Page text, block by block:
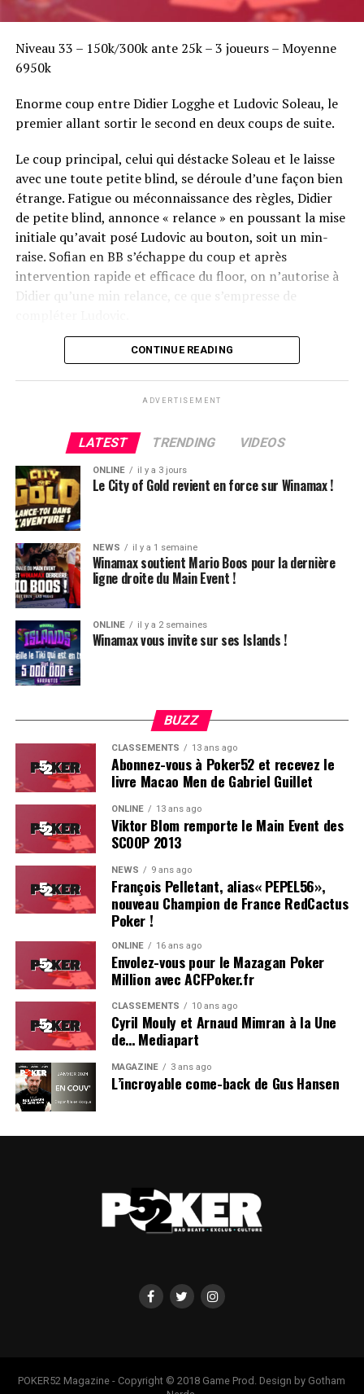
Niveau 33 – 150k/300k ante 25k – 3 joueurs – Moyenne
6950k
Enorme coup entre Didier Logghe et Ludovic Soleau, le
premier allant sortir le second en deux coups de suite.
Le coup principal, celui qui déstacke Soleau et le laisse
avec une toute petite blind, se déroule d’une façon bien
étrange. Fatigue ou méconnaissance des règles, Didier
de petite blind, annonce « relance » en poussant la mise
initiale qu’avait posé Ludovic au bouton, soit un min-
raise. Sofian en BB s’échappe du coup et après
intervention rapide et efficace du floor, on n’autorise à
Didier qu’une min relance, ce que s’empresse de
Flop QJ4. All-in de Ludovic et insta call de Logghe, avec
peine une BB, qu’il perdra le coup suivant contre le
même adversaire.
Ludovic Soleau sort donc à la troisième place, pour un
joli gain de 15720€ !
Place au heads-up final.
Soleau à gauche, sorti par Logghe au centre
CONTINUE READING
ADVERTISEMENT
LATEST TRENDING VIDEOS
ONLINE il y a 3 jours
Le City of Gold revient en force sur Winamax !
NEWS il y a 1 semaine
Winamax soutient Mario Boos pour la dernière
ligne droite du Main Event !
ONLINE il y a 2 semaines
Winamax vous invite sur ses Islands !
BUZZ
CLASSEMENTS 13 ans ago
Abonnez-vous à Poker52 et recevez le
livre Macao Men de Gabriel Guillet
ONLINE 13 ans ago
Viktor Blom remporte le Main Event des
SCOOP 2013
NEWS 9 ans ago
François Pelletant, alias« PEPEL56»,
nouveau Champion de France RedCactus
Poker !
ONLINE 16 ans ago
Envolez-vous pour le Mazagan Poker
Million avec ACFPoker.fr
CLASSEMENTS 10 ans ago
Cyril Mouly et Arnaud Mimran à la Une
de… Mediapart
MAGAZINE 3 ans ago
L’incroyable come-back de Gus Hansen
POKER52 Magazine - Copyright © 2018 Game Prod. Design by Gotham